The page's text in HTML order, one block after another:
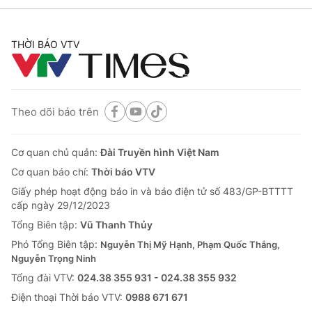
® Cấm sao chép dưới mọi hình thức nếu không có sự chấp
thuận bằng văn bản. Ghi rõ nguồn VTV.vn khi phát hành lại
THỜI BÁO VTV
Theo dõi báo trên
Cơ quan chủ quản:Đài Truyền hình Việt Nam
Cơ quan báo chí: Thời báo VTV
Giấy phép hoạt động báo in và báo điện tử số 483/GP-BTTTT
cấp ngày 29/12/2023
Tổng Biên tập: Vũ Thanh Thủy
Phó Tổng Biên tập: Nguyễn Thị Mỹ Hạnh, Phạm Quốc Thắng,
Nguyễn Trọng Ninh
Tổng đài VTV: 024.38 355 931 - 024.38 355 932
Ðiện thoại Thời báo VTV: 0988 671 671